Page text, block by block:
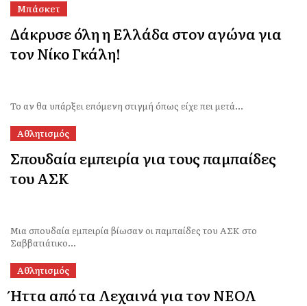
Μπάσκετ
Δάκρυσε όλη η Ελλάδα στον αγώνα για
τον Νίκο Γκάλη!
Το αν θα υπάρξει επόμενη στιγμή όπως είχε πει μετά...
Αθλητισμός
Σπουδαία εμπειρία για τους παμπαίδες
του ΑΣΚ
Μια σπουδαία εμπειρία βίωσαν οι παμπαίδες του ΑΣΚ στο
Σαββατιάτικο...
Αθλητισμός
Ήττα από τα Λεχαινά για τον ΝΕΟΛ